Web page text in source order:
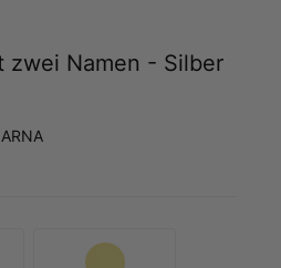
zwei Namen - Silber